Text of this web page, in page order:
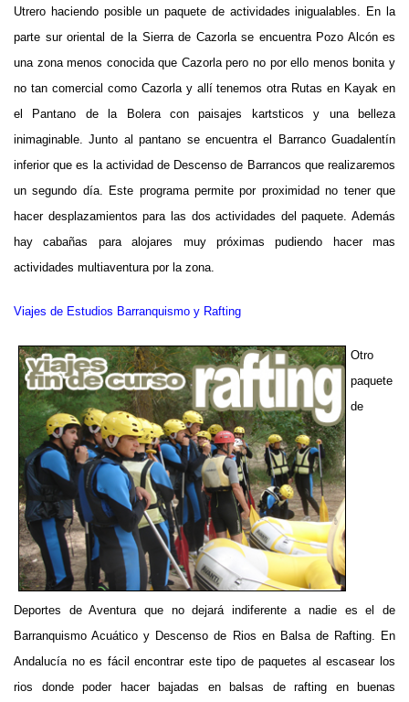
Utrero haciendo posible un paquete de actividades inigualables. En la
parte sur oriental de la Sierra de Cazorla se encuentra Pozo Alcón es
una zona menos conocida que Cazorla pero no por ello menos bonita y
no tan comercial como Cazorla y allí tenemos otra Rutas en Kayak en
el Pantano de la Bolera con paisajes kartsticos y una belleza
inimaginable. Junto al pantano se encuentra el Barranco Guadalentín
inferior que es la actividad de Descenso de Barrancos que realizaremos
un segundo día. Este programa permite por proximidad no tener que
hacer desplazamientos para las dos actividades del paquete. Además
hay cabañas para alojares muy próximas pudiendo hacer mas
actividades multiaventura por la zona.
Viajes de Estudios Barranquismo y Rafting
Otro
paquete
de
Deportes de Aventura que no dejará indiferente a nadie es el de
Barranquismo Acuático y Descenso de Rios en Balsa de Rafting. En
Andalucía no es fácil encontrar este tipo de paquetes al escasear los
rios donde poder hacer bajadas en balsas de rafting en buenas